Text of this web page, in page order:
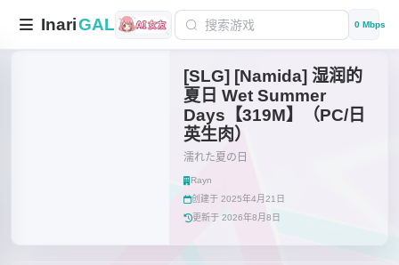
InariGAL 0 Mbps
[SLG] [Namida] 湿润的
夏日 Wet Summer
Days【319M】（PC/日
英生肉）
濡れた夏の日
Rayn
创建于 2025年4月21日
更新于 2026年8月8日